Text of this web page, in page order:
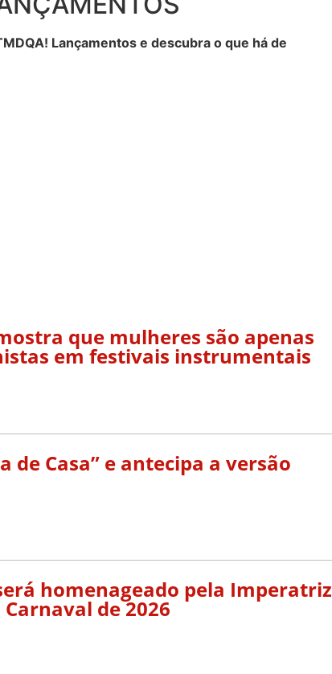
Lançamentos e descubra o que há de
que mulheres são apenas
em festivais instrumentais
de Casa” e antecipa a versão
homenageado pela Imperatriz
de 2026